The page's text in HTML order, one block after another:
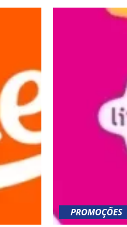
PROMOÇÕES